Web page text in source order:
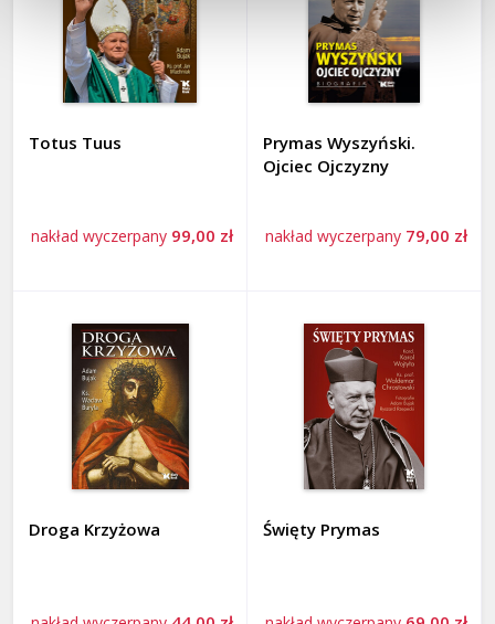
Totus Tuus
nakład wyczerpany 99,00 zł
Prymas Wyszyński.
Ojciec Ojczyzny
nakład wyczerpany 79,00 zł
Droga Krzyżowa Święty Prymas